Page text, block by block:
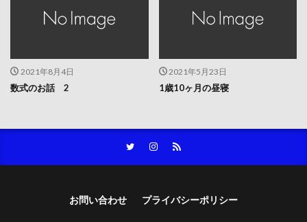
2021年8月4日
数式のお話 2
2021年5月23日
1歳10ヶ月の昼寝
お問い合わせ プライバシーポリシー